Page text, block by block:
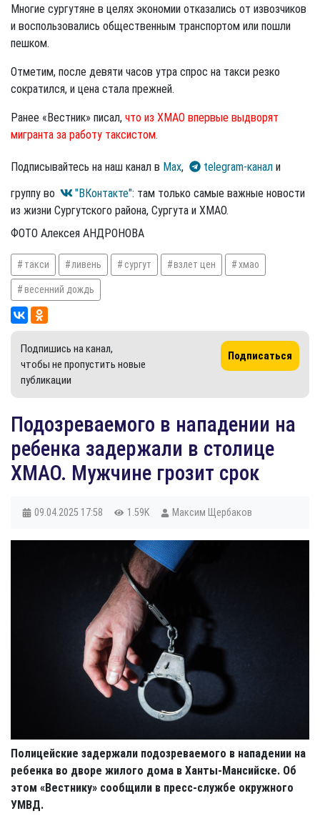
Многие сургутяне в целях экономии отказались от извозчиков
и воспользовались общественным транспортом или пошли
пешком.
Отметим, после девяти часов утра спрос на такси резко
сократился, и цена стала прежней.
Ранее «Вестник» писал, что из ХМАО впервые выдворят
мигранта за работу таксистом.
Подписывайтесь на наш канал в Max, telegram-канал и
группу во
"ВКонтакте": там только самые важные новости
из жизни Сургутского района, Сургута и ХМАО.
ФОТО Алексея АНДРОНОВА
такси ливень сургут взлет цен хмао
весенний дождь
Подпишись на канал,
чтобы не пропустить новые
публикации
Подписаться
Подозреваемого в нападении на
ребенка задержали в столице
ХМАО. Мужчине грозит срок
09.04.2025 17:58 1.59K Максим Щербаков
Полицейские задержали подозреваемого в нападении на
ребенка во дворе жилого дома в Ханты-Мансийске. Об
этом «Вестнику» сообщили в пресс-службе окружного
УМВД.